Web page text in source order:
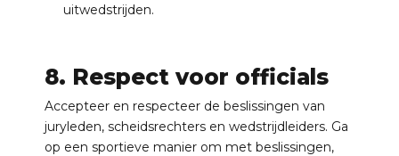
uitwedstrijden.
8. Respect voor officials
Accepteer en respecteer de beslissingen van
juryleden, scheidsrechters en wedstrijdleiders. Ga
op een sportieve manier om met beslissingen,